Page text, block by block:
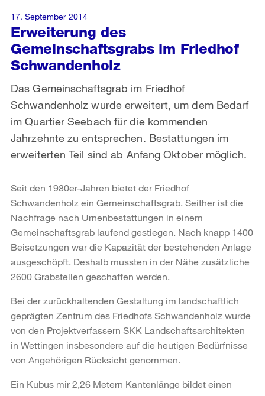
Erweiterung des
Gemeinschaftsgrabs im Friedhof
Schwandenholz
Das Gemeinschaftsgrab im Friedhof
Schwandenholz wurde erweitert, um dem Bedarf
im Quartier Seebach für die kommenden
Jahrzehnte zu entsprechen. Bestattungen im
erweiterten Teil sind ab Anfang Oktober möglich.
17. September 2014
Seit den 1980er-Jahren bietet der Friedhof
Schwandenholz ein Gemeinschaftsgrab. Seither ist die
Nachfrage nach Urnenbestattungen in einem
Gemeinschaftsgrab laufend gestiegen. Nach knapp 1400
Beisetzungen war die Kapazität der bestehenden Anlage
ausgeschöpft. Deshalb mussten in der Nähe zusätzliche
2600 Grabstellen geschaffen werden.
Bei der zurückhaltenden Gestaltung im landschaftlich
geprägten Zentrum des Friedhofs Schwandenholz wurde
von den Projektverfassern SKK Landschaftsarchitekten
in Wettingen insbesondere auf die heutigen Bedürfnisse
von Angehörigen Rücksicht genommen.
Ein Kubus mir 2,26 Metern Kantenlänge bildet einen